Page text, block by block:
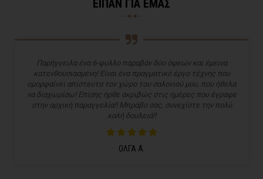
ΕΙΠΑΝ ΓΙΑ ΕΜΑΣ
Παρήγγειλα ένα 6-φυλλο παραβάν δύο όψεων και έμεινα
κατενθουσιασμένη! Είναι ένα πραγματικό έργο τέχνης που
ομορφαίνει απίστευτα τον χώρο του σαλονιού μου, που ήθελα
να διαχωρίσω! Επίσης ήρθε ακριβώς στις ημέρες που έγραφε
στην αρχική παραγγελία!! Μπράβο σας, συνεχίστε την πολύ
καλή δουλειά!!
ΟΛΓΑ Α.